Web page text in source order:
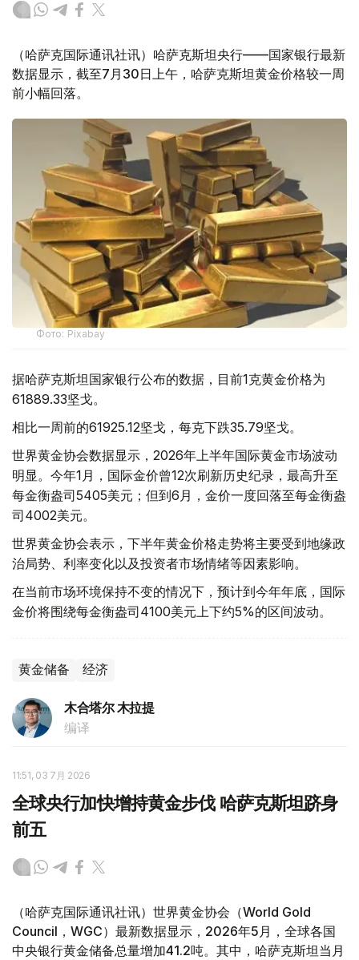
（哈萨克国际通讯社讯）哈萨克斯坦央行——国家银行最新
数据显示，截至7月30日上午，哈萨克斯坦黄金价格较一周
前小幅回落。
Фото: Pixabay
据哈萨克斯坦国家银行公布的数据，目前1克黄金价格为
61889.33坚戈。
相比一周前的61925.12坚戈，每克下跌35.79坚戈。
世界黄金协会数据显示，2026年上半年国际黄金市场波动
明显。今年1月，国际金价曾12次刷新历史纪录，最高升至
每金衡盎司5405美元；但到6月，金价一度回落至每金衡盎
司4002美元。
世界黄金协会表示，下半年黄金价格走势将主要受到地缘政
治局势、利率变化以及投资者市场情绪等因素影响。
在当前市场环境保持不变的情况下，预计到今年年底，国际
金价将围绕每金衡盎司4100美元上下约5%的区间波动。
黄金储备 经济
木合塔尔 木拉提
编译
11:51, 03 7月 2026
全球央行加快增持黄金步伐 哈萨克斯坦跻身
前五
（哈萨克国际通讯社讯）世界黄金协会（World Gold
Council，WGC）最新数据显示，2026年5月，全球各国
中央银行黄金储备总量增加41.2吨。其中，哈萨克斯坦当月